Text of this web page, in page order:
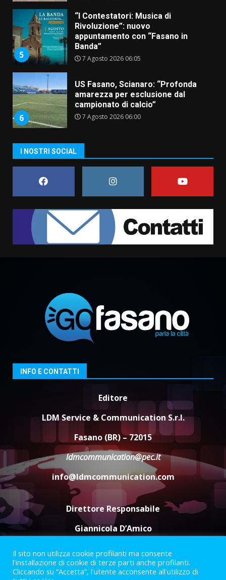
5
“I Contestatori: Musica di
Rivoluzione”: nuovo
appuntamento con “Fasano in
Banda”
7 Agosto 2026 06:05
6
US Fasano, Scianaro: “Profonda
amarezza per esclusione dal
campionato di calcio”
7 Agosto 2026 06:00
Fasanese ferito a colpi di arma
1
Serie D, l’Us Fasano non molla e
conferma di voler ricorrere per
ottenere l’iscrizione
8 Agosto 2026 19:55
Savelletri
8 Agosto 2026 11:00
3
Savelletri in festa, domani sera
Politiche Giovanili e Mobilità
Sostenibile: premiati gli studenti
universitari del bando “La strada
8 Agosto 2026 07:15
“I Contestatori: Musica di
Rivoluzione”: nuovo
appuntamento con “Fasano in
Banda”
7 Agosto 2026 06:05
I NOSTRI SOCIAL
INFO E CONTATTI
Editore
LDM Service & Communication S.r.l.
Fasano (BR) – 72015
ldmcommunication@pec.it
info@ldmcommunication.com
Direttore Responsabile
Giannicola D’Amico
Termini e Condizioni
Privacy Policy
Informazioni Legali
Il sito non utilizza cookie profilanti ma consente
l'installazione di cookie di terze parti anche profilanti.
Cliccando su “Accetta”, l'utente acconsente all'utilizzo di